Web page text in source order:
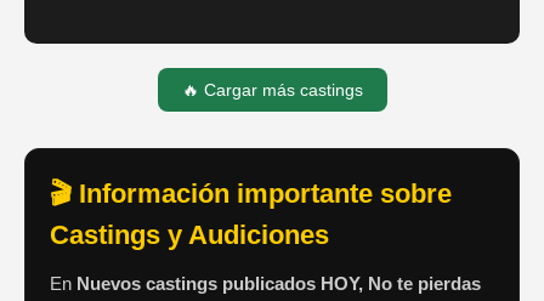
🔥 Cargar más castings
🎬 Información importante sobre
Castings y Audiciones
En Nuevos castings publicados HOY, No te pierdas